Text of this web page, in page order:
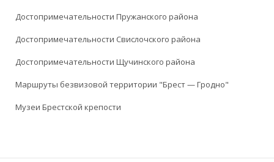
Достопримечательности Пружанского района
Достопримечательности Свислочского района
Достопримечательности Щучинского района
Маршруты безвизовой территории "Брест — Гродно"
Музеи Брестской крепости